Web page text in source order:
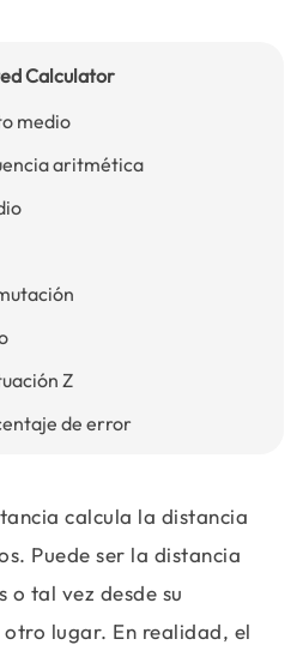
Calculator
medio
aritmética
Z
de error
calcula la distancia
Puede ser la distancia
o tal vez desde su
lugar. En realidad, el